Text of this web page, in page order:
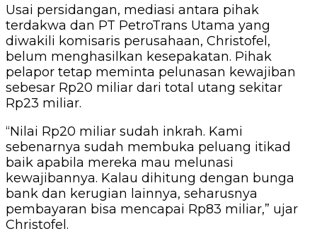
Usai persidangan, mediasi antara pihak
terdakwa dan PT PetroTrans Utama yang
diwakili komisaris perusahaan, Christofel,
belum menghasilkan kesepakatan. Pihak
pelapor tetap meminta pelunasan kewajiban
sebesar Rp20 miliar dari total utang sekitar
Rp23 miliar.
“Nilai Rp20 miliar sudah inkrah. Kami
sebenarnya sudah membuka peluang itikad
baik apabila mereka mau melunasi
kewajibannya. Kalau dihitung dengan bunga
bank dan kerugian lainnya, seharusnya
pembayaran bisa mencapai Rp83 miliar,” ujar
Christofel.